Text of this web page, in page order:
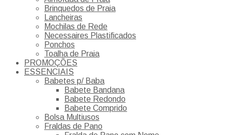
Brinquedos de Praia
Lancheiras
Mochilas de Rede
Necessaires Plastificados
Ponchos
Toalha de Praia
PROMOÇÕES
ESSENCIAIS
Babetes p/ Baba
Babete Bandana
Babete Redondo
Babete Comprido
Bolsa Multiusos
Fraldas de Pano